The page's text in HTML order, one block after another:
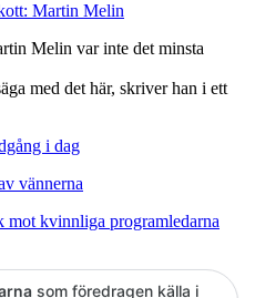
Martin Melin
Melin var inte det minsta
med det här, skriver han i ett
i dag
vännerna
mot kvinnliga programledarna
som föredragen källa i